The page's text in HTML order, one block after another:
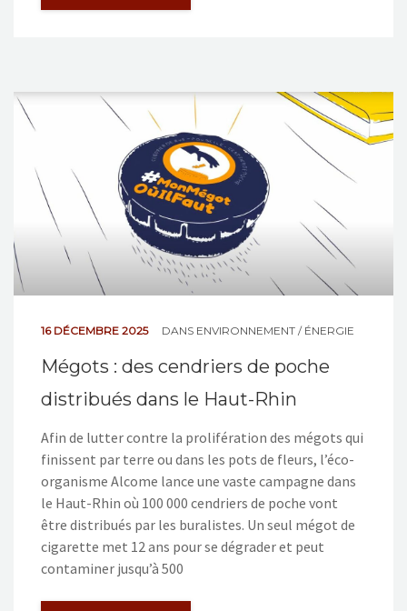
16 DÉCEMBRE 2025 DANS ENVIRONNEMENT / ÉNERGIE
Mégots : des cendriers de poche
distribués dans le Haut-Rhin
Afin de lutter contre la prolifération des mégots qui
finissent par terre ou dans les pots de fleurs, l’éco-
organisme Alcome lance une vaste campagne dans
le Haut-Rhin où 100 000 cendriers de poche vont
être distribués par les buralistes. Un seul mégot de
cigarette met 12 ans pour se dégrader et peut
contaminer jusqu’à 500